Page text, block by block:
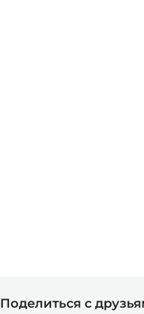
Поделиться с